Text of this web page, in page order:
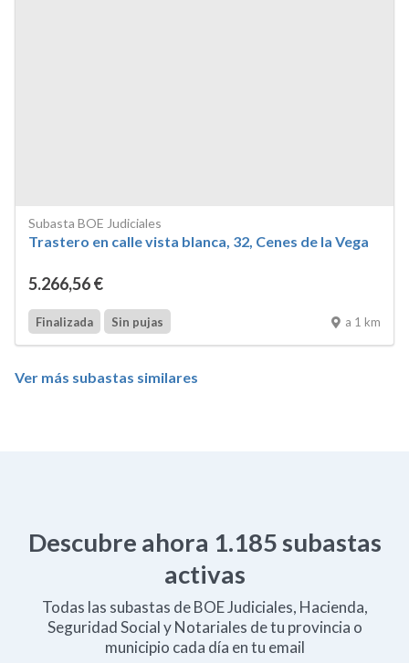
Subasta BOE Judiciales
Trastero en calle vista blanca, 32, Cenes de la Vega
5.266,56€
Finalizada Sin pujas a 1 km
Ver más subastas similares
Descubre ahora 1.185 subastas
activas
Todas las subastas de BOE Judiciales, Hacienda,
Seguridad Social y Notariales de tu provincia o
municipio cada día en tu email